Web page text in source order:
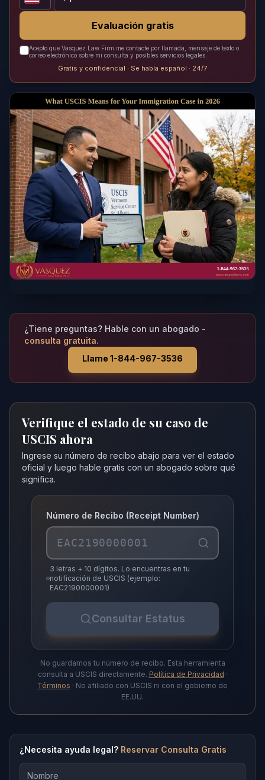
Evaluación gratis
Acepto que Vasquez Law Firm me contacte por llamada, mensaje de texto o
correo electrónico sobre mi consulta y posibles servicios legales.
Gratis y confidencial · Se habla español · 24/7
¿Tiene preguntas? Hable con un abogado -
consulta gratuita.
Llame 1-844-967-3536
Verifique el estado de su caso de
USCIS ahora
Ingrese su número de recibo abajo para ver el estado
oficial y luego hable gratis con un abogado sobre qué
significa.
Número de Recibo (Receipt Number)
3 letras + 10 dígitos. Lo encuentras en tu
notificación de USCIS (ejemplo:
EAC2190000001)
Consultar Estatus
No guardamos tu número de recibo. Esta herramienta
consulta a USCIS directamente. Política de Privacidad ·
Términos · No afiliado con USCIS ni con el gobierno de
EE.UU.
¿Necesita ayuda legal? Reservar Consulta Gratis